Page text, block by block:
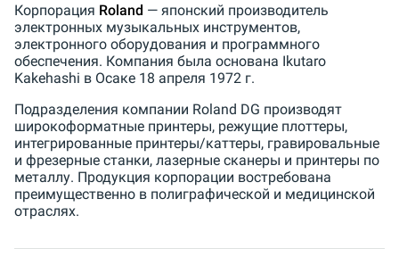
Корпорация Roland — японский производитель
электронных музыкальных инструментов,
электронного оборудования и программного
обеспечения. Компания была основана Ikutaro
Kakehashi в Осаке 18 апреля 1972 г.
Подразделения компании Roland DG производят
широкоформатные принтеры, режущие плоттеры,
интегрированные принтеры/каттеры, гравировальные
и фрезерные станки, лазерные сканеры и принтеры по
металлу. Продукция корпорации востребована
преимущественно в полиграфической и медицинской
отраслях.